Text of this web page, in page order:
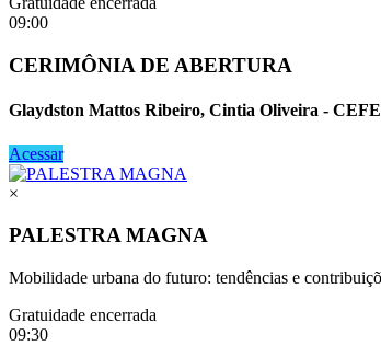
09:00
CERIMÔNIA DE ABERTURA
Glaydston Mattos Ribeiro, Cintia Oliveira -
Acessar
×
PALESTRA MAGNA
Mobilidade urbana do futuro: tendências e
Gratuidade encerrada
09:30